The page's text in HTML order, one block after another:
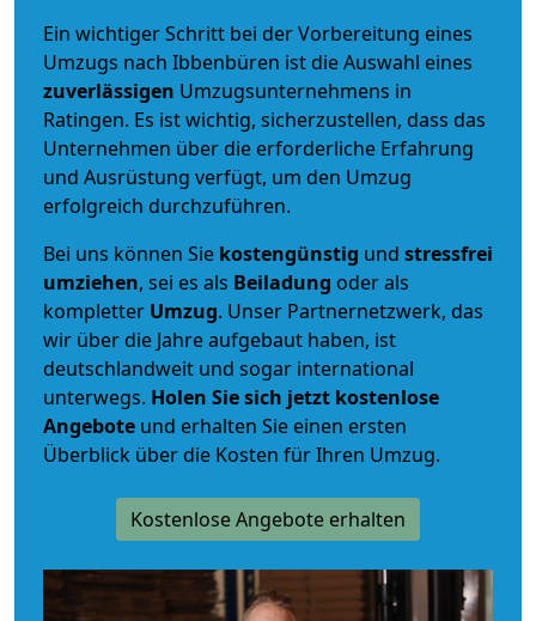
Ein wichtiger Schritt bei der Vorbereitung eines
Umzugs nach Ibbenbüren ist die Auswahl eines
zuverlässigen Umzugsunternehmens in
Ratingen. Es ist wichtig, sicherzustellen, dass das
Unternehmen über die erforderliche Erfahrung
und Ausrüstung verfügt, um den Umzug
erfolgreich durchzuführen.
Bei uns können Sie kostengünstig und stressfrei
umziehen, sei es als Beiladung oder als
kompletter Umzug. Unser Partnernetzwerk, das
wir über die Jahre aufgebaut haben, ist
deutschlandweit und sogar international
unterwegs. Holen Sie sich jetzt kostenlose
Angebote und erhalten Sie einen ersten
Überblick über die Kosten für Ihren Umzug.
Kostenlose Angebote erhalten